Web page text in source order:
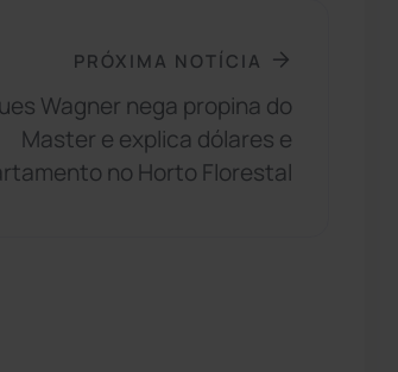
PRÓXIMA NOTÍCIA
Wagner nega propina do
Master e explica dólares e
no Horto Florestal